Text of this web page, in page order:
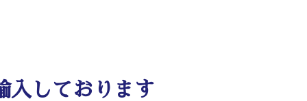
入しております